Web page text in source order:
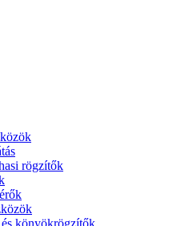
rögzítők
könyökrögzítők